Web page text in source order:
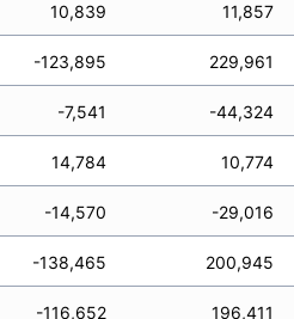
10,839 11,857
-123,895 229,961
-7,541 -44,324
14,784 10,774
-14,570 -29,016
-138,465 200,945
-116,652 196,411